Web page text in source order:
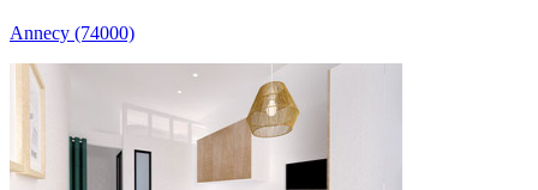
Annecy (74000)